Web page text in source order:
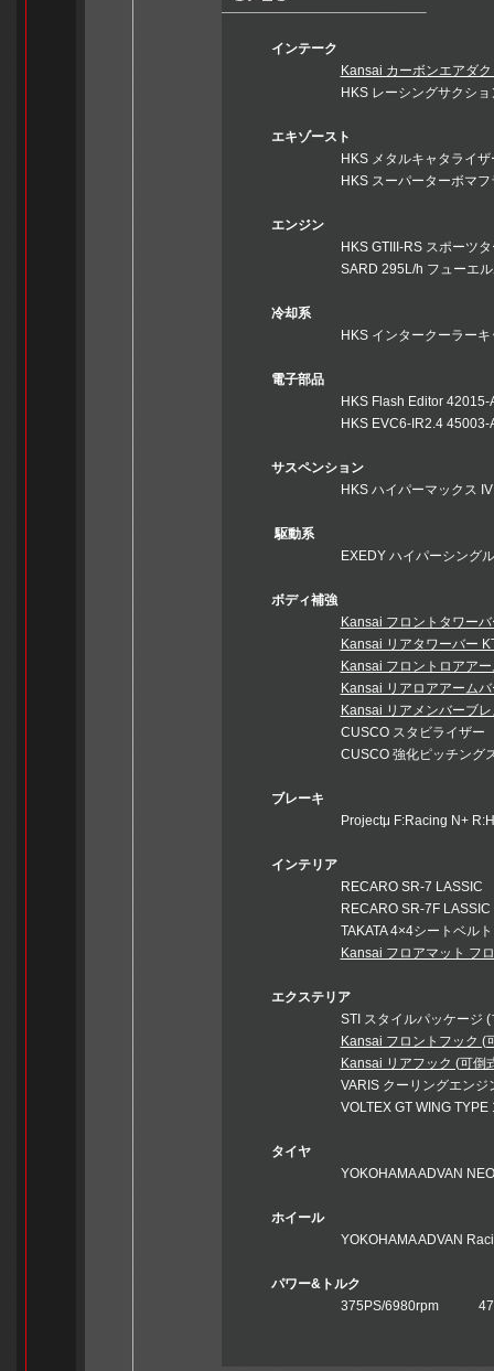
インテーク
Kansai カーボンエアダ
HKS レーシングサクション
エキゾースト
HKS メタルキャタライザー
HKS スーパーターボマフラ
エンジン
HKS GTIII-RS スポーツタービ
SARD 295L/h フューエル
冷却系
HKS インタークーラーキッ
電子部品
HKS Flash Editor 42015-
HKS EVC6-IR2.4 45003-
サスペンション
HKS ハイパーマックス IV
駆動系
EXEDY ハイパーシングル
ボディ補強
Kansai フロントタワー
Kansai リアタワーバー
Kansai フロントロアア
Kansai リアロアアーム
Kansai リアメンバーブ
CUSCO スタビライザー
CUSCO 強化ピッチングス
ブレーキ
Projectμ F:Racing N+
インテリア
RECARO SR-7 LASSIC
RECARO SR-7F LASSIC
TAKATA 4×4シートベルト
Kansai フロアマット フ
エクステリア
STI スタイルパッケージ (フロ
Kansai フロントフック
Kansai リアフック (可
VARIS クーリングエンジン
VOLTEX GT WING TYPE
タイヤ
YOKOHAMA ADVAN NEOVA
ホイール
YOKOHAMA ADVAN Racing
パワー&トルク
375PS/6980rpm 47.2kg-